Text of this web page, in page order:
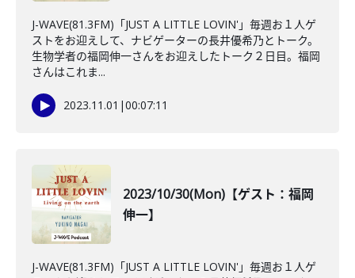
J-WAVE(81.3FM)「JUST A LITTLE LOVIN'」毎週お１人ゲ
ストをお迎えして、ナビゲーターの長井優希乃とトーク。
生物学者の福岡伸一さんをお迎えしたトーク２日目。福岡
さんはこれま...
2023.11.01 |00:07:11
2023/10/30(Mon)【ゲスト：福岡
伸一】
J-WAVE(81.3FM)「JUST A LITTLE LOVIN'」毎週お１人ゲ